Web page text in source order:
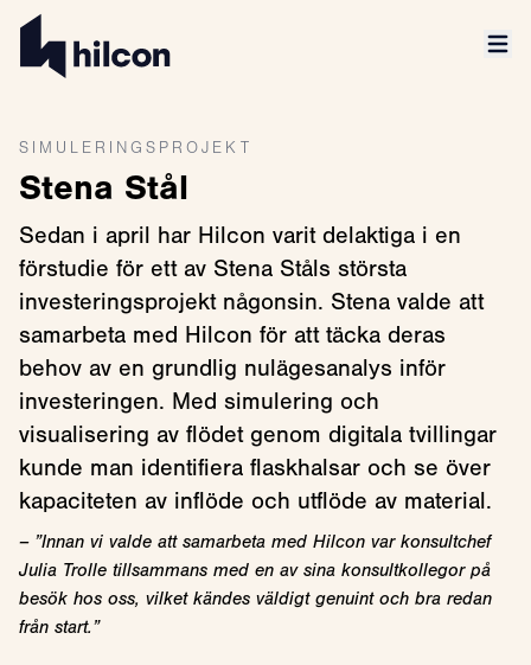
SIMULERINGSPROJEKT
Stena Stål
Sedan i april har Hilcon varit delaktiga i en
förstudie för ett av Stena Ståls största
investeringsprojekt någonsin. Stena valde att
samarbeta med Hilcon för att täcka deras
behov av en grundlig nulägesanalys inför
investeringen. Med simulering och
visualisering av flödet genom digitala tvillingar
kunde man identifiera flaskhalsar och se över
kapaciteten av inflöde och utflöde av material.
– ”Innan vi valde att samarbeta med Hilcon var konsultchef
Julia Trolle tillsammans med en av sina konsultkollegor på
besök hos oss, vilket kändes väldigt genuint och bra redan
från start.”